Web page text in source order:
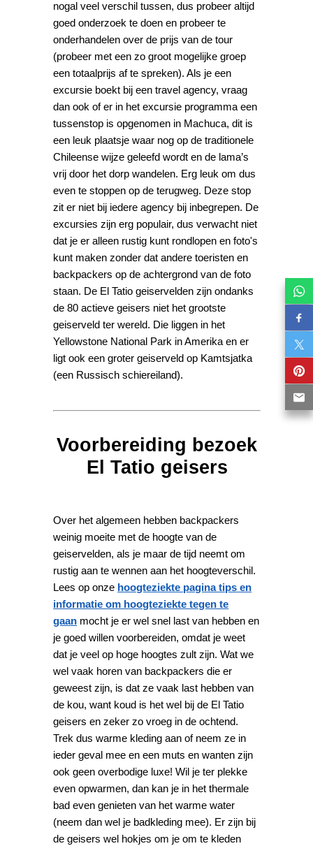
nogal veel verschil tussen, dus probeer altijd
goed onderzoek te doen en probeer te
onderhandelen over de prijs van de tour
(probeer met een zo groot mogelijke groep
een totaalprijs af te spreken). Als je een
excursie boekt bij een travel agency, vraag
dan ook of er in het excursie programma een
tussenstop is opgenomen in Machuca, dit is
een leuk plaatsje waar nog op de traditionele
Chileense wijze geleefd wordt en de lama’s
vrij door het dorp wandelen. Erg leuk om dus
even te stoppen op de terugweg. Deze stop
zit er niet bij iedere agency bij inbegrepen. De
excursies zijn erg populair, dus verwacht niet
dat je er alleen rustig kunt rondlopen en foto's
kunt maken zonder dat andere toeristen en
backpackers op de achtergrond van de foto
staan. De El Tatio geiservelden zijn ondanks
de 80 actieve geisers niet het grootste
geiserveld ter wereld. Die liggen in het
Yellowstone National Park in Amerika en er
ligt ook een groter geiserveld op Kamtsjatka
(een Russisch schiereiland).
Voorbereiding bezoek
El Tatio geisers
Over het algemeen hebben backpackers
weinig moeite met de hoogte van de
geiservelden, als je maar de tijd neemt om
rustig aan te wennen aan het hoogteverschil.
Lees op onze hoogteziekte pagina tips en
informatie om hoogteziekte tegen te
gaan mocht je er wel snel last van hebben en
je goed willen voorbereiden, omdat je weet
dat je veel op hoge hoogtes zult zijn. Wat we
wel vaak horen van backpackers die er
geweest zijn, is dat ze vaak last hebben van
de kou, want koud is het wel bij de El Tatio
geisers en zeker zo vroeg in de ochtend.
Trek dus warme kleding aan of neem ze in
ieder geval mee en een muts en wanten zijn
ook geen overbodige luxe! Wil je ter plekke
even opwarmen, dan kan je in het thermale
bad even genieten van het warme water
(neem dan wel je badkleding mee). Er zijn bij
de geisers wel hokjes om je om te kleden